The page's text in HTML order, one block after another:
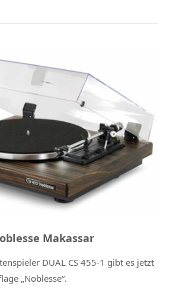
Makassar
DUAL CS 455-1 gibt es jetzt
„Noblesse“.